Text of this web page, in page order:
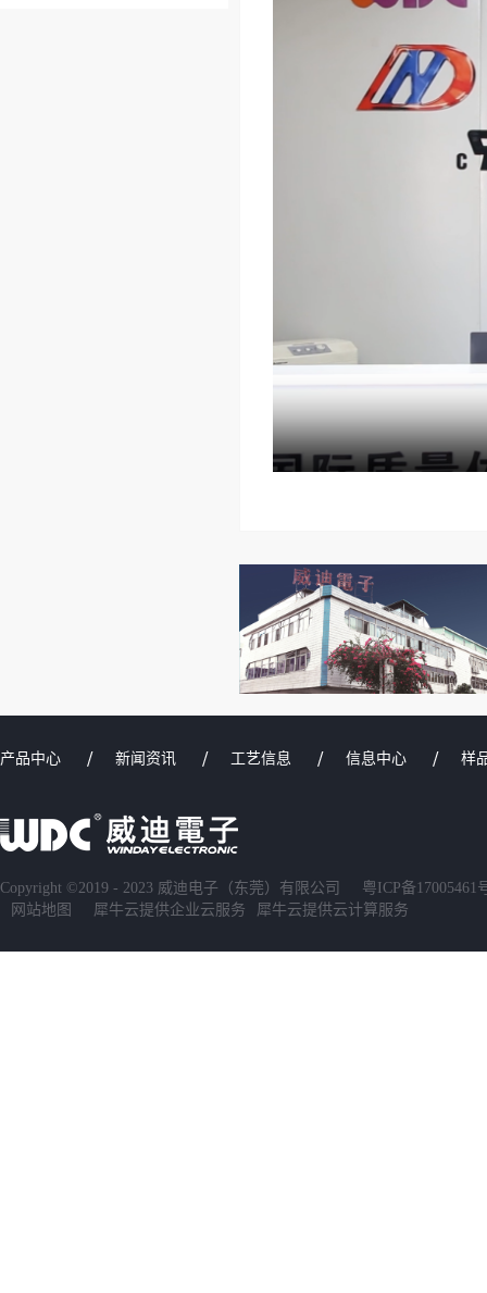
产品中心 新闻资讯 工艺信息 信息中心 样
Copyright ©2019 - 2023 威迪电子（东莞）有限公司
粤ICP备17005461
网站地图
犀牛云提供企业云服务 犀牛云提供云计算服务